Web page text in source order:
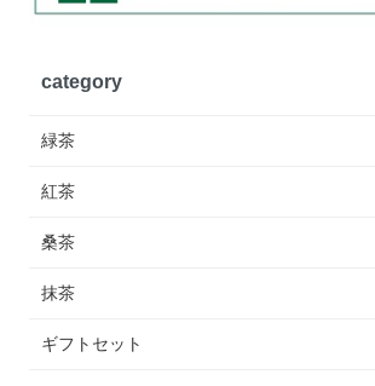
category
緑茶
紅茶
桑茶
抹茶
ギフトセット